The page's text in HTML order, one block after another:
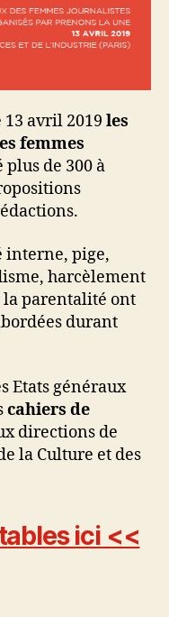
avril 2019 les
femmes
plus de 300 à
interne, pige,
harcèlement
la parentalité ont
durant
Etats généraux
cahiers de
directions de
la Culture et des
ici <<